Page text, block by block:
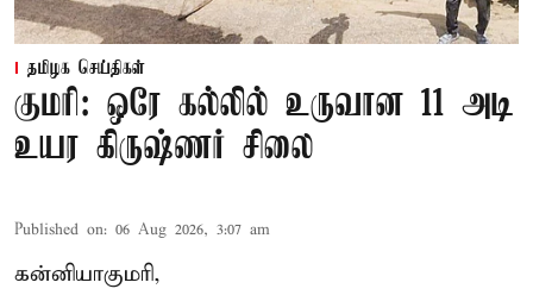
தமிழக செய்திகள்
குமரி: ஒரே கல்லில் உருவான 11 அடி
உயர கிருஷ்ணர் சிலை
Published on: 06 Aug 2026, 3:07 am
கன்னியாகுமரி,